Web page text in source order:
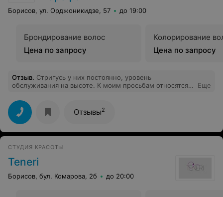
Борисов, ул. Орджоникидзе, 57 до 19:00
Брондирование волос
Цена по запросу
Колорирование
Цена по запросу
Отзыв. Стригусь у них постоянно, уровень
обслуживания на высоте. К моим просьбам относятся с
что бы туда ходить постоянно!
Еще
Отзывы2
СТУДИЯ КРАСОТЫ
Teneri
Борисов, бул. Комарова, 2б до 20:00